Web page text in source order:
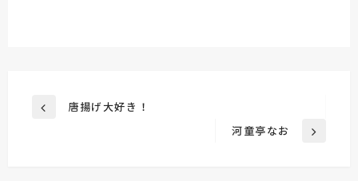
投
前
唐揚げ大好き！
次
河童亭なお